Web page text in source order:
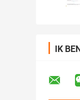
IK